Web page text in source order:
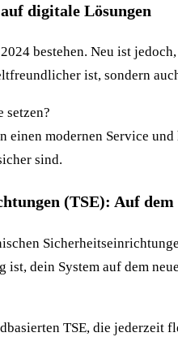
digitale Lösungen
bestehen. Neu ist
ist, sondern
setzen?
einen modernen Service
sind.
(TSE): Auf dem
dein System auf dem
TSE, die jederzeit